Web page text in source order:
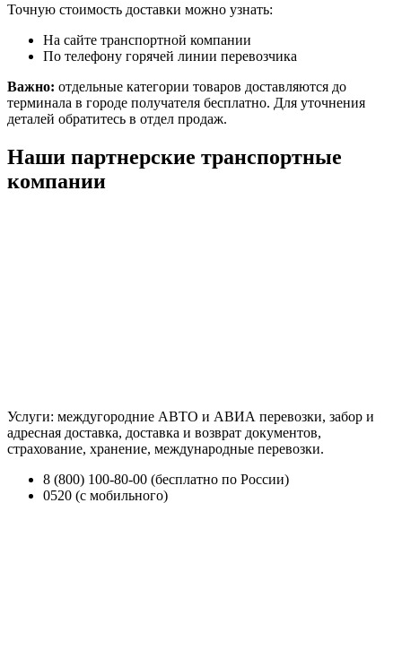
Точную стоимость доставки можно узнать:
На сайте транспортной компании
По телефону горячей линии перевозчика
Важно: отдельные категории товаров доставляются до
терминала в городе получателя бесплатно. Для уточнения
деталей обратитесь в отдел продаж.
Наши партнерские транспортные
компании
Услуги: междугородние АВТО и АВИА перевозки, забор и
адресная доставка, доставка и возврат документов,
страхование, хранение, международные перевозки.
8 (800) 100-80-00 (бесплатно по России)
0520 (с мобильного)